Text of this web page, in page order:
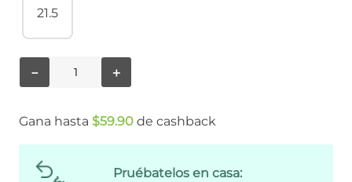
21.5
＋
－
Gana hasta $59.90 de cashback
Pruébatelos en casa: